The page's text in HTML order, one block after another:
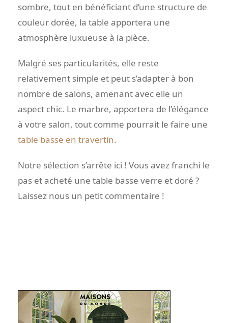
sombre, tout en bénéficiant d’une structure de
couleur dorée, la table apportera une
atmosphère luxueuse à la pièce.
Malgré ses particularités, elle reste
relativement simple et peut s’adapter à bon
nombre de salons, amenant avec elle un
aspect chic. Le marbre, apportera de l’élégance
à votre salon, tout comme pourrait le faire une
table basse en travertin.
Notre sélection s’arrête ici ! Vous avez franchi le
pas et acheté une table basse verre et doré ?
Laissez nous un petit commentaire !